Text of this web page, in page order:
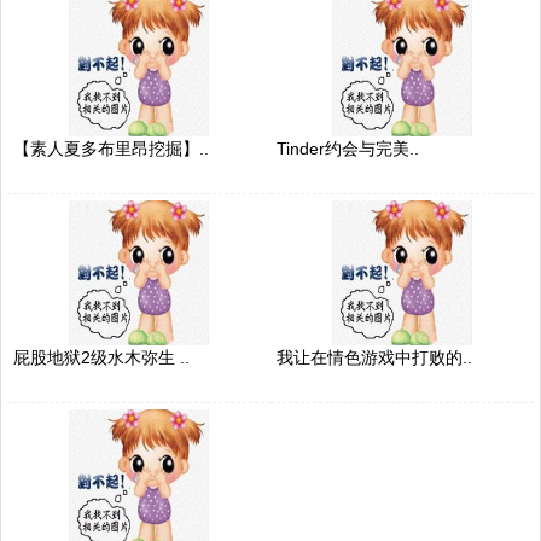
【素人夏多布里昂挖掘】.. Tinder约会与完美..
屁股地狱2级水木弥生 .. 我让在情色游戏中打败的..